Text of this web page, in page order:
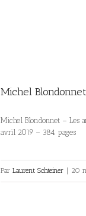
Michel
Michel Blondonnet – Les
avril 2019 – 384 pages
Par Laurent Schteiner 20